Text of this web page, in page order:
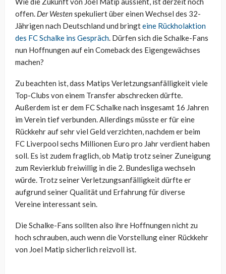
offen. Der Westenspekuliert über einen Wechsel des 32-
Jährigen nach Deutschland und bringteine Rückholaktion
des FC Schalke ins Gespräch. Dürfen sich die Schalke-Fans
nun Hoffnungen auf ein Comeback des Eigengewächses
machen?
Zu beachten ist, dass Matips Verletzungsanfälligkeit viele
Top-Clubs von einem Transfer abschrecken dürfte.
Außerdem ist er dem FC Schalke nach insgesamt 16 Jahren
im Verein tief verbunden. Allerdings müsste er für eine
Rückkehr auf sehr viel Geld verzichten, nachdem er beim
FC Liverpool sechs Millionen Euro pro Jahr verdient haben
soll. Es ist zudem fraglich, ob Matip trotz seiner Zuneigung
zum Revierklub freiwillig in die 2. Bundesliga wechseln
würde. Trotz seiner Verletzungsanfälligkeit dürfte er
aufgrund seiner Qualität und Erfahrung für diverse
Vereine interessant sein.
Die Schalke-Fans sollten also ihre Hoffnungen nicht zu
hoch schrauben, auch wenn die Vorstellung einer Rückkehr
von Joel Matip sicherlich reizvoll ist.